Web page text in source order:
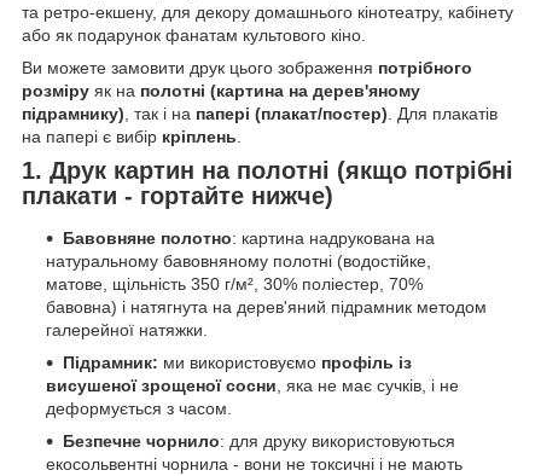
та ретро-екшену, для декору домашнього кінотеатру, кабінету
або як подарунок фанатам культового кіно.
Ви можете замовити друк цього зображення потрібного
розміру як на полотні (картина на дерев'яному
підрамнику) , так і на папері (плакат/постер) . Для плакатів
на папері є вибір кріплень
1. Друк картин на полотні (якщо потрібні
плакати - гортайте нижче)
Бавовняне полотно: картина надрукована на
натуральному бавовняному полотні (водостійке,
матове, щільність 350 г/м², 30% поліестер, 70%
бавовна) і натягнута на дерев'яний підрамник методом
галерейної натяжки.
Підрамник: ми використовуємо профіль із
висушеної зрощеної сосни, яка не має сучків, і не
деформується з часом.
Безпечне чорнило: для друку використовуються
екосольвентні чорнила - вони не токсичні і не мають